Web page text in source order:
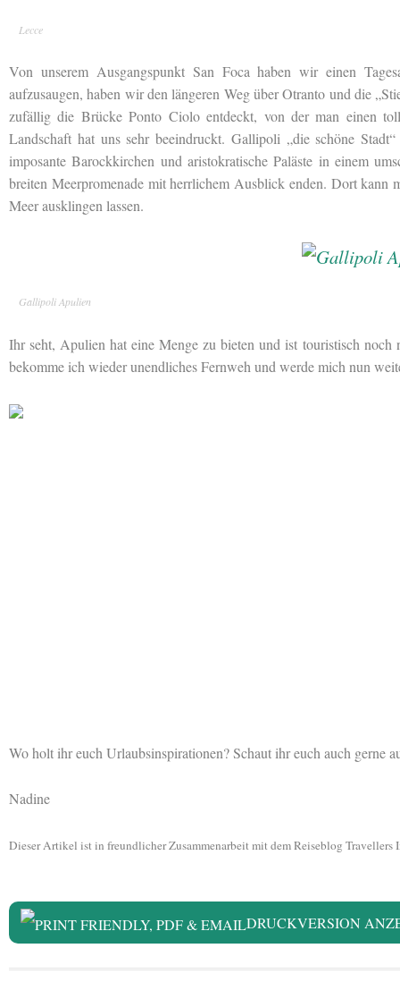
Lecce
Von unserem Ausgangspunkt San Foca haben wir einen
aufzusaugen, haben wir den längeren Weg über Otranto und die
zufällig die Brücke Ponto Ciolo entdeckt, von der man einen
Landschaft hat uns sehr beeindruckt. Gallipoli „die schöne
imposante Barockkirchen und aristokratische Paläste in einem
breiten Meerpromenade mit herrlichem Ausblick enden. Dort
Meer ausklingen lassen.
Gallipoli Apulien
Ihr seht, Apulien hat eine Menge zu bieten und ist touristisch noch
bekomme ich wieder unendliches Fernweh und werde mich nun
Wo holt ihr euch Urlaubsinspirationen? Schaut ihr euch auch gerne
Nadine
Dieser Artikel ist in freundlicher Zusammenarbeit mit dem Reiseblog
DRUCKVERSION